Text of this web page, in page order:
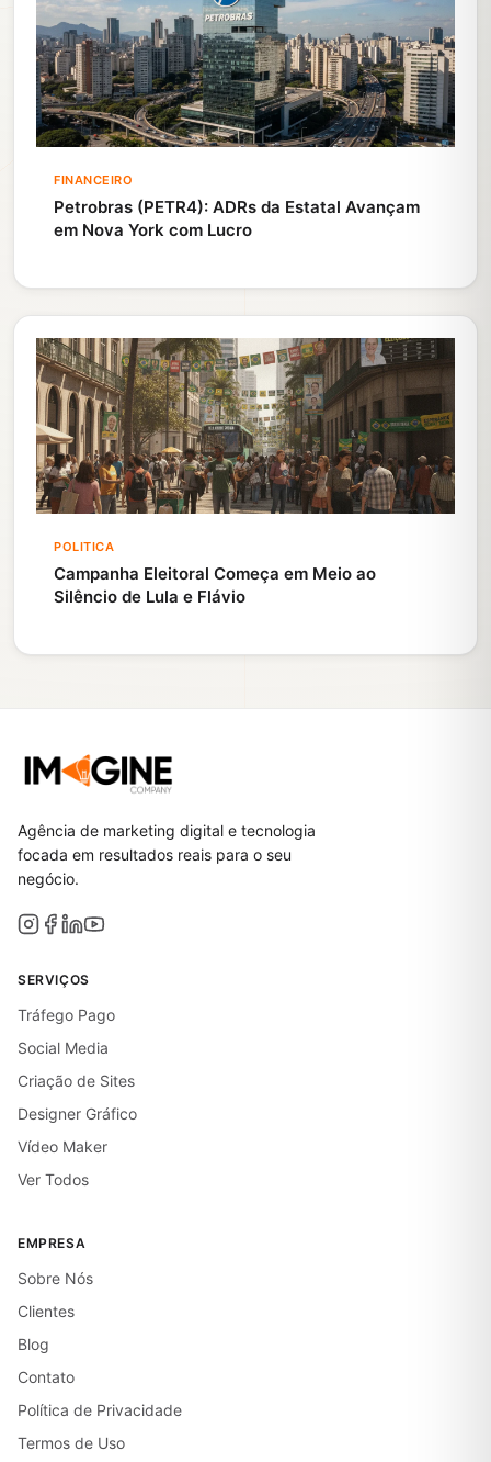
FINANCEIRO
Petrobras (PETR4): ADRs da Estatal Avançam
em Nova York com Lucro
POLITICA
Campanha Eleitoral Começa em Meio ao
Silêncio de Lula e Flávio
Agência de marketing digital e tecnologia
focada em resultados reais para o seu
negócio.
SERVIÇOS
Tráfego Pago
Social Media
Criação de Sites
Designer Gráfico
Vídeo Maker
Ver Todos
EMPRESA
Sobre Nós
Clientes
Blog
Contato
Política de Privacidade
Termos de Uso